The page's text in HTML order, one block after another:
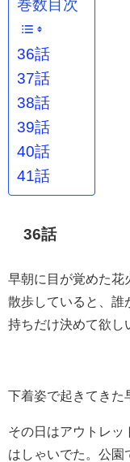
巻数目次
36話
37話
38話
39話
40話
41話
36話
早朝に目が覚めた花
散歩していると、誰
持ちだけ決めて欲し
下着姿で起きてきた
その日はアウトレッ
はしゃいでた。公園